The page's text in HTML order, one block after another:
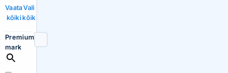
Vaata
kõiki
Vali
kõik
Premium
mark